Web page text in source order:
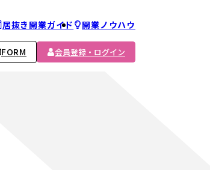
居抜き開業ガイド 開業ノウハウ
FORM 会員登録・ログイン